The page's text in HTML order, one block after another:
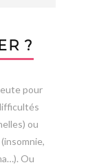
?
pour
ou
Ou